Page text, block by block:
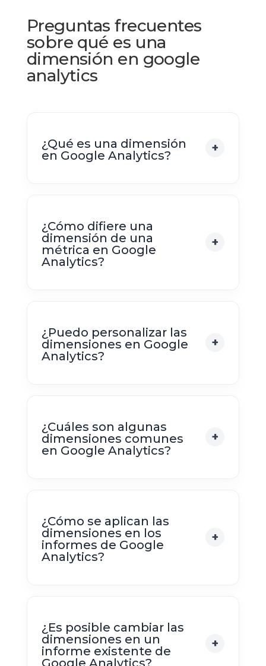
Preguntas frecuentes
sobre qué es una
dimensión en google
analytics
¿Qué es una dimensión
en Google Analytics?
¿Cómo difiere una
dimensión de una
métrica en Google
Analytics?
¿Puedo personalizar las
dimensiones en Google
Analytics?
¿Cuáles son algunas
dimensiones comunes
en Google Analytics?
¿Cómo se aplican las
dimensiones en los
informes de Google
Analytics?
¿Es posible cambiar las
dimensiones en un
informe existente de
Google Analytics?